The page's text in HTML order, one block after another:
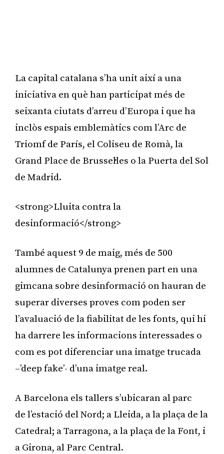
La capital catalana s’ha unit així a una
iniciativa en què han participat més de
seixanta ciutats d’arreu d’Europa i que ha
inclòs espais emblemàtics com l’Arc de
Triomf de París, el Coliseu de Romà, la
Grand Place de Brussel·les o la Puerta del Sol
de Madrid.
<strong>Lluita contra la
desinformació</strong>
També aquest 9 de maig, més de 500
alumnes de Catalunya prenen part en una
gimcana sobre desinformació on hauran de
superar diverses proves com poden ser
l’avaluació de la fiabilitat de les fonts, qui hi
ha darrere les informacions interessades o
com es pot diferenciar una imatge trucada
–’deep fake’- d’una imatge real.
A Barcelona els tallers s’ubicaran al parc
de l’estació del Nord; a Lleida, a la plaça de la
Catedral; a Tarragona, a la plaça de la Font, i
a Girona, al Parc Central.